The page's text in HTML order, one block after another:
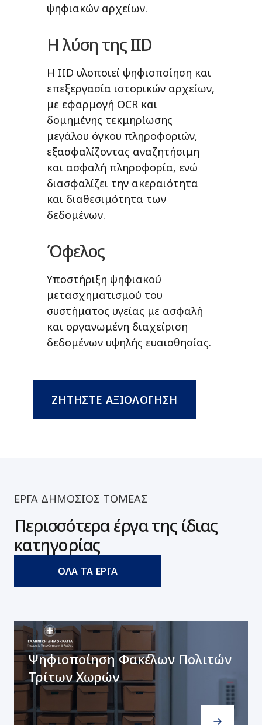
ψηφιακών αρχείων.
Η λύση της IID
Η IID υλοποιεί ψηφιοποίηση και
επεξεργασία ιστορικών αρχείων,
με εφαρμογή OCR και
δομημένης τεκμηρίωσης
μεγάλου όγκου πληροφοριών,
εξασφαλίζοντας αναζητήσιμη
και ασφαλή πληροφορία, ενώ
διασφαλίζει την ακεραιότητα
και διαθεσιμότητα των
δεδομένων.
Όφελος
Υποστήριξη ψηφιακού
μετασχηματισμού του
συστήματος υγείας με ασφαλή
και οργανωμένη διαχείριση
δεδομένων υψηλής ευαισθησίας.
ΖΗΤΗΣΤΕ ΑΞΙΟΛΟΓΗΣΗ
ΕΡΓΑ ΔΗΜΌΣΙΟΣ ΤΟΜΈΑΣ
Περισσότερα έργα της ίδιας
κατηγορίας
ΟΛΑ ΤΑ ΕΡΓΑ
Ψηφιοποίηση Φακέλων Πολιτών
Τρίτων Χωρών